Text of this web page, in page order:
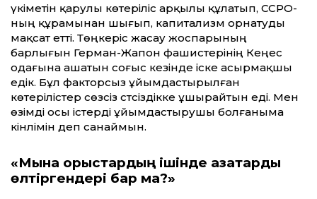
үкіметін қарулы көтеріліс арқылы құлатып, ССРО-
ның құрамынан шығып, капитализм орнатуды
мақсат етті. Төңкеріс жасау жоспарының
барлығын Герман-Жапон фашистерінің Кеңес
одағына ашатын соғыс кезінде іске асырмақшы
едік. Бұл факторсыз ұйымдастырылған
көтерілістер сөзсіз сәтсіздікке ұшырайтын еді. Мен
өзімді осы істерді ұйымдастырушы болғаныма
кінәлімін деп санаймын.
«Мына орыстардың ішінде қазақтарды
өлтіргендері бар ма?»